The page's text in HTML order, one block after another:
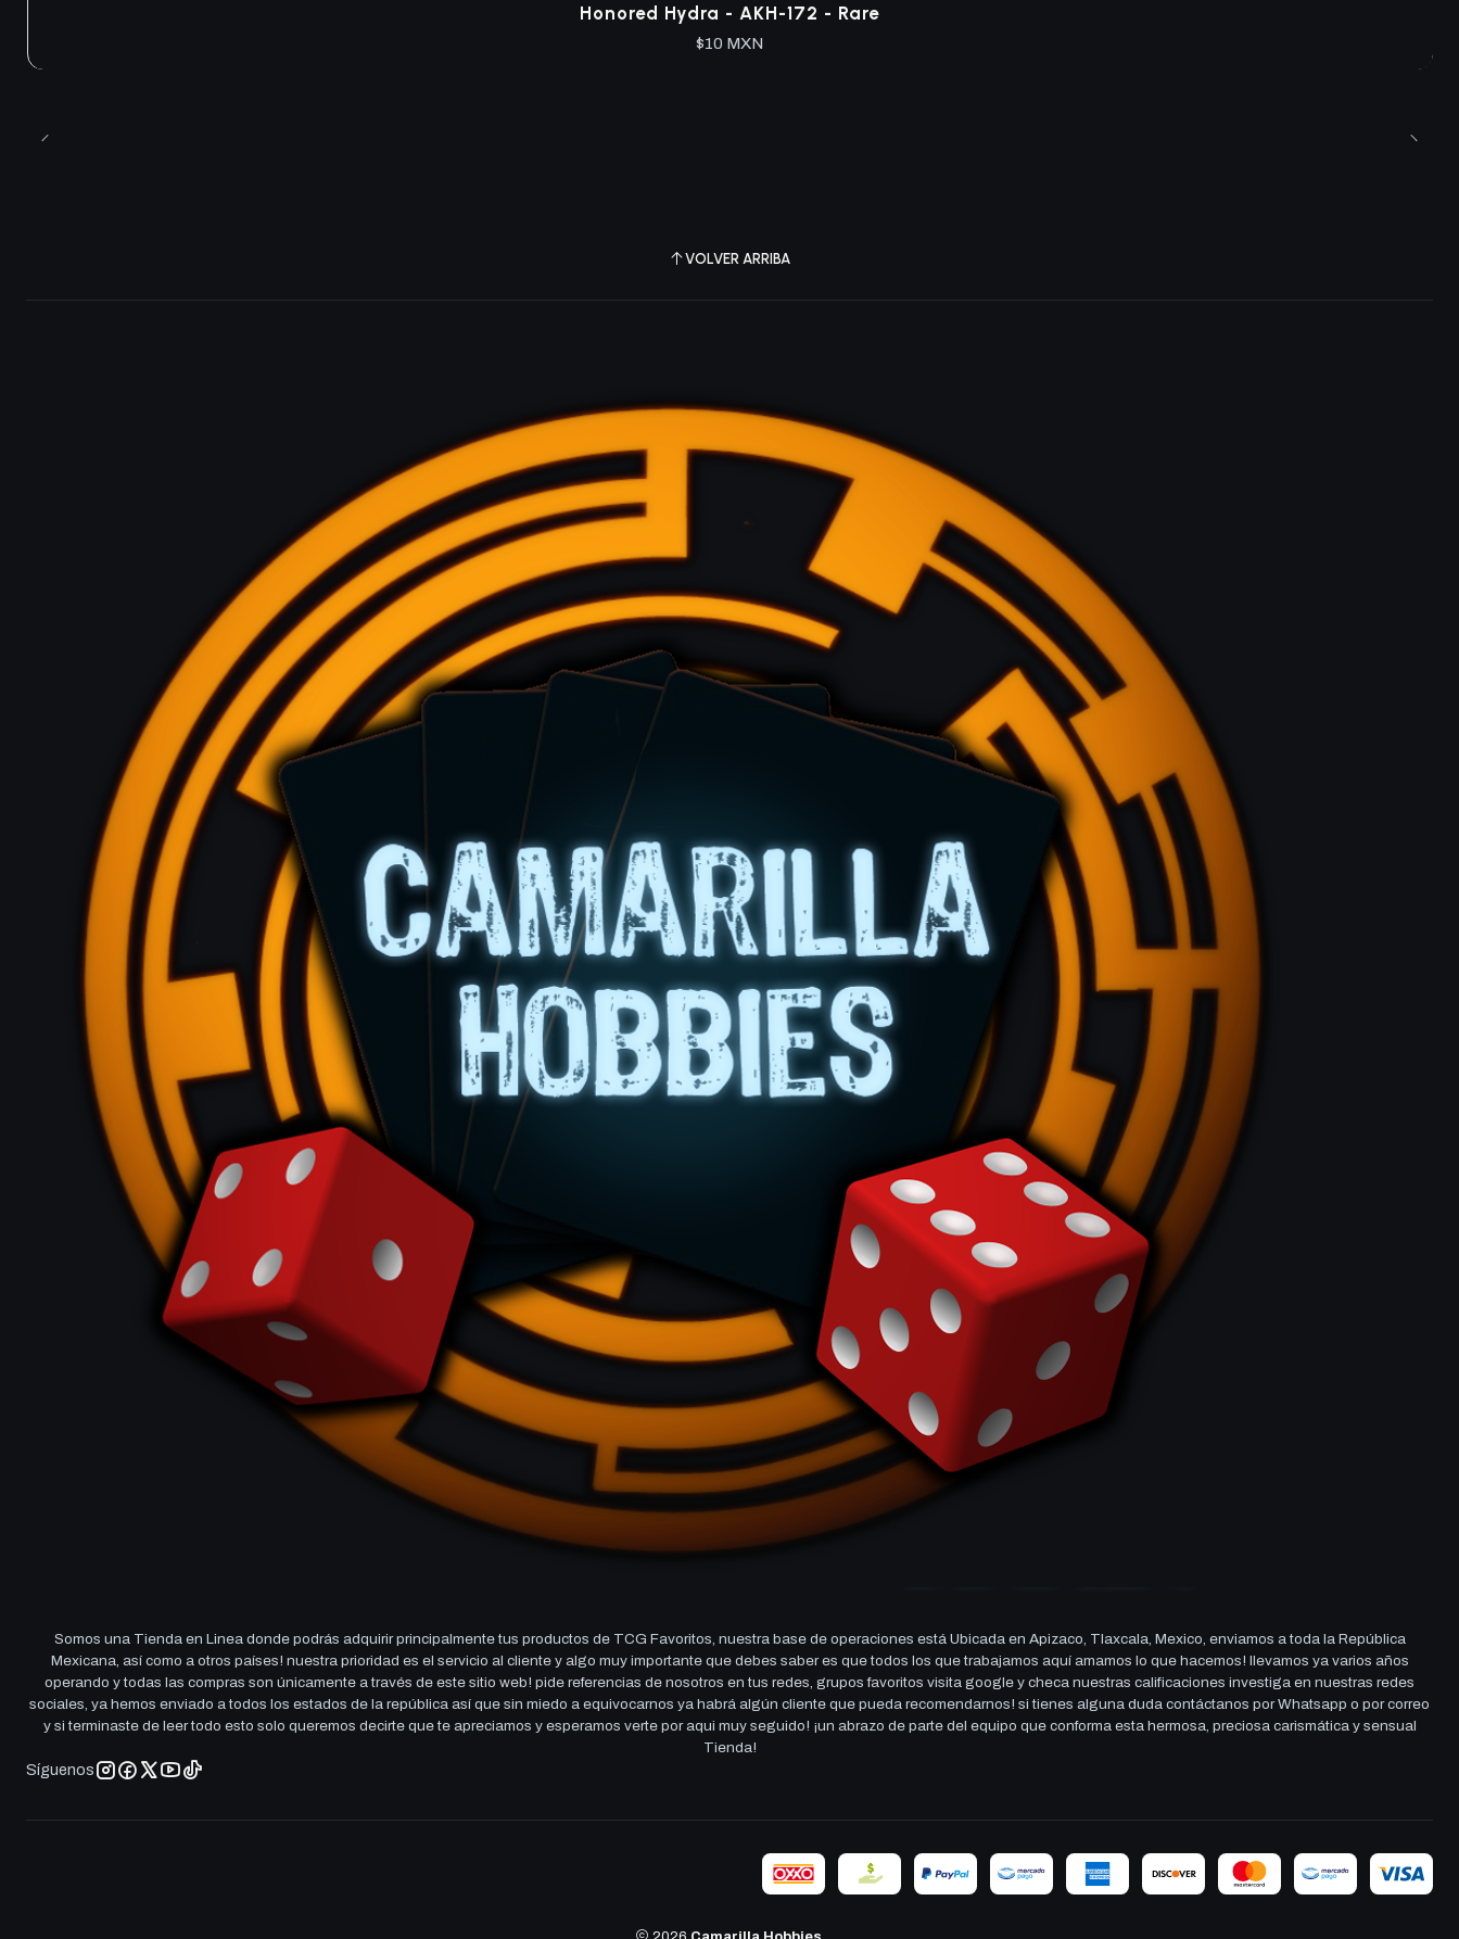
Honored Hydra - AKH-172 - Rare
$10 MXN
VOLVER ARRIBA
Somos una Tienda en Linea donde podrás adquirir principalmente tus productos de TCG Favoritos, nuestra base de operaciones está Ubicada en Apizaco, Tlaxcala, Mexico, enviamos a toda la República
Mexicana, así como a otros países! nuestra prioridad es el servicio al cliente y algo muy importante que debes saber es que todos los que trabajamos aquí amamos lo que hacemos! llevamos ya varios años
operando y todas las compras son únicamente a través de este sitio web! pide referencias de nosotros en tus redes, grupos favoritos visita google y checa nuestras calificaciones investiga en nuestras redes
sociales, ya hemos enviado a todos los estados de la república así que sin miedo a equivocarnos ya habrá algún cliente que pueda recomendarnos! si tienes alguna duda contáctanos por Whatsapp o por correo
y si terminaste de leer todo esto solo queremos decirte que te apreciamos y esperamos verte por aqui muy seguido! ¡un abrazo de parte del equipo que conforma esta hermosa, preciosa carismática y sensual
Tienda!
Síguenos